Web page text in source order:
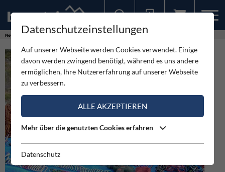
News GRÖNLAND SOLO Bigwall Expedition 2004 von Thomas Tivadar
Datenschutzeinstellungen
Auf unserer Webseite werden Cookies verwendet. Einige
davon werden zwingend benötigt, während es uns andere
ermöglichen, Ihre Nutzererfahrung auf unserer Webseite
zu verbessern.
ALLE AKZEPTIEREN
Mehr über die genutzten Cookies erfahren
Datenschutz